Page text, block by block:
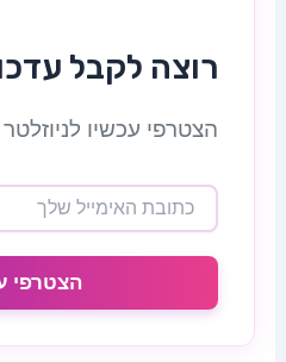
רוצה לקבל
הצטרפי עכשיו
הצטרפי